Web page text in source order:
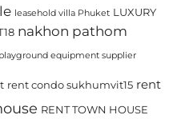
leasehold villa Phuket LUXURY
nakhon pathom
playground equipment supplier
rent condo sukhumvit15 rent
RENT TOWN HOUSE